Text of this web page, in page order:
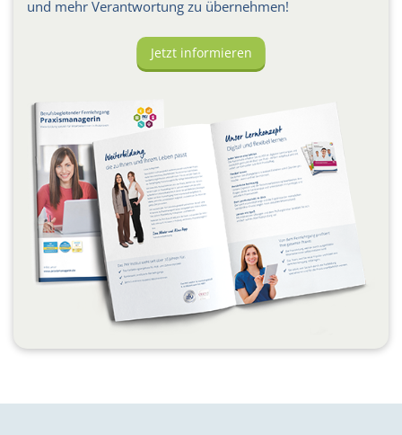
und mehr Verantwortung zu übernehmen!
Jetzt informieren